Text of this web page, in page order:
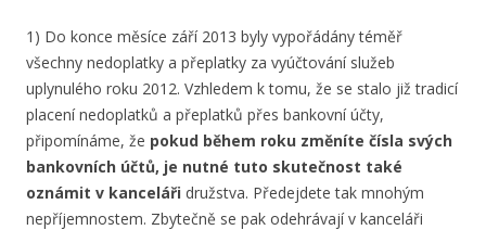
1) Do konce měsíce září 2013 byly vypořádány téměř
všechny nedoplatky a přeplatky za vyúčtování služeb
uplynulého roku 2012. Vzhledem k tomu, že se stalo již tradicí
placení nedoplatků a přeplatků přes bankovní účty,
připomínáme, že pokud během roku změníte čísla svých
bankovních účtů, je nutné tuto skutečnost také
oznámit v kanceláři družstva. Předejdete tak mnohým
nepříjemnostem. Zbytečně se pak odehrávají v kanceláři